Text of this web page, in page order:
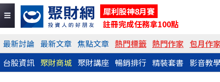
犀利股神8月賽
註冊完成任務拿100點
最新討論 最新文章 焦點文章 熱門標籤 熱門作家 包月作
台股資訊 聚財商城 聚財講座 暢銷排行 精裝套書 影音教